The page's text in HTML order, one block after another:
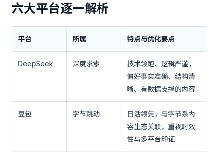
六大平台逐一解析
平台 所属 特点与优化要点
DeepSeek 深度求索
技术领跑、逻辑严谨，
偏好事实准确、结构清
晰、有数据支撑的内容
豆包 字节跳动
日活领先，与字节系内
容生态关联，重视时效
性与多平台印证